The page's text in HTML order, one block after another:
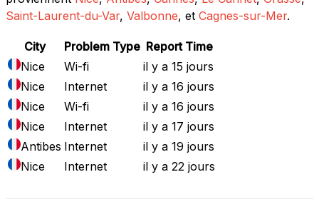
Saint-Laurent-du-Var, Valbonne, et Cagnes-sur-Mer.
City Problem Type Report Time
Nice
Wi-fi
il y a 15 jours
Nice
Internet
il y a 16 jours
Nice
Wi-fi
il y a 16 jours
Nice
Internet
il y a 17 jours
Antibes Internet
il y a 19 jours
Nice
Internet il y a 22 jours